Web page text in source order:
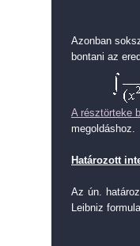
Azonban
bontani az
A résztörteke
megoldáshoz.
Határozott
Az ún.
Leibniz